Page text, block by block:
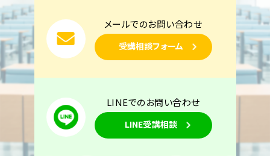
メールでのお問い合わせ
受講相談フォーム
LINEでのお問い合わせ
LINE受講相談